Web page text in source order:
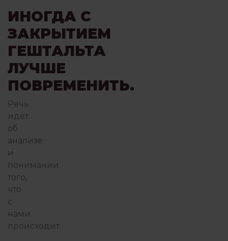
ИНОГДА С
ЗАКРЫТИЕМ
ГЕШТАЛЬТА
ЛУЧШЕ
ПОВРЕМЕНИТЬ.
Речь
идет
об
анализе
и
понимании
того,
что
с
нами
происходит.